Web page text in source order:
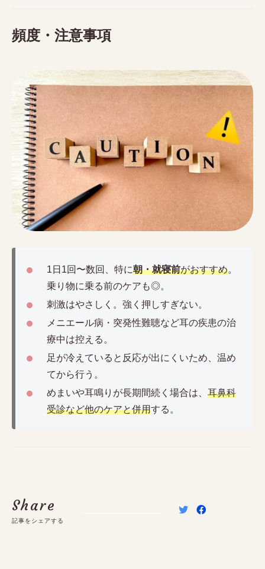
頻度・注意事項
1日1回〜数回、特に朝・就寝前がおすすめ。
乗り物に乗る前のケアも◎。
刺激はやさしく。強く押しすぎない。
メニエール病・突発性難聴など耳の疾患の治
療中は控える。
足が冷えていると反応が出にくいため、温め
てから行う。
めまいや耳鳴りが長期間続く場合は、耳鼻科
受診など他のケアと併用する。
Share
記事をシェアする